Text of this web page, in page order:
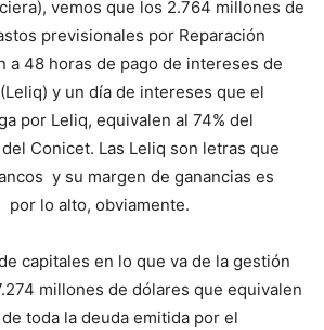
vemos que los 2.764 millones de
previsionales por Reparación
a 48 horas de pago de intereses de
y un día de intereses que el
por Leliq, equivalen al 74% del
Conicet. Las Leliq son letras que
y su margen de ganancias es
por lo alto, obviamente.
capitales en lo que va de la gestión
millones de dólares que equivalen
toda la deuda emitida por el